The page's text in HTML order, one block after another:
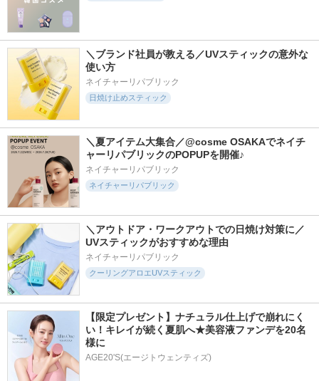
5.9
253件
ブラーフィニッシュ
サンクッション
TOCOBO
5.6
3996件
ジェノプティクス C
SK-II
d'Alba(ダルバ)
6.0
センシティブポケッ
トサンスティック
SAM'U
5.4
238件
モイストラボ ハイ
カバー薬用美白BB
明色化粧品
5.3
843件
5.3
955件
＼ブランド社員が教える／UVスティックの意外な
使い方
ネイチャーリパブリック
日焼け止めスティック
＼夏アイテム大集合／@cosme OSAKAでネイチ
ャーリパブリックのPOPUPを開催♪
ネイチャーリパブリック
ネイチャーリパブリック
＼アウトドア・ワークアウトでの日焼け対策に／
UVスティックがおすすめな理由
ネイチャーリパブリック
クーリングアロエUVスティック
【限定プレゼント】ナチュラル仕上げで崩れにく
い！キレイが続く夏肌へ★美容液ファンデを20名
様に
AGE20'S(エージトウェンティズ)